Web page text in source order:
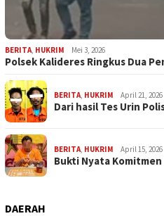
BERITA HUKRIM Mei 3, 2026
Polsek Kalideres Ringkus Dua
BERITA HUKRIM April 21, 2026
Dari hasil Tes Urin
BERITA HUKRIM April 15, 2026
Bukti Nyata
DAERAH